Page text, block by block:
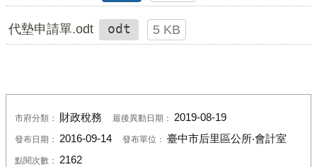
代墊申請單.odt odt 5 KB
市府分類： 財政稅務 最後異動日期： 2019-08-19
發布日期： 2016-09-14 發布單位： 臺中市后里區公所‧會計室
點閱次數： 2162